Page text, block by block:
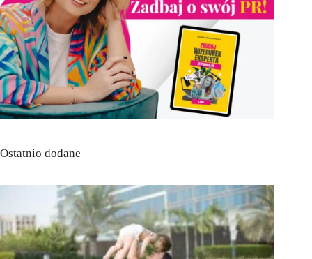
Ostatnio dodane